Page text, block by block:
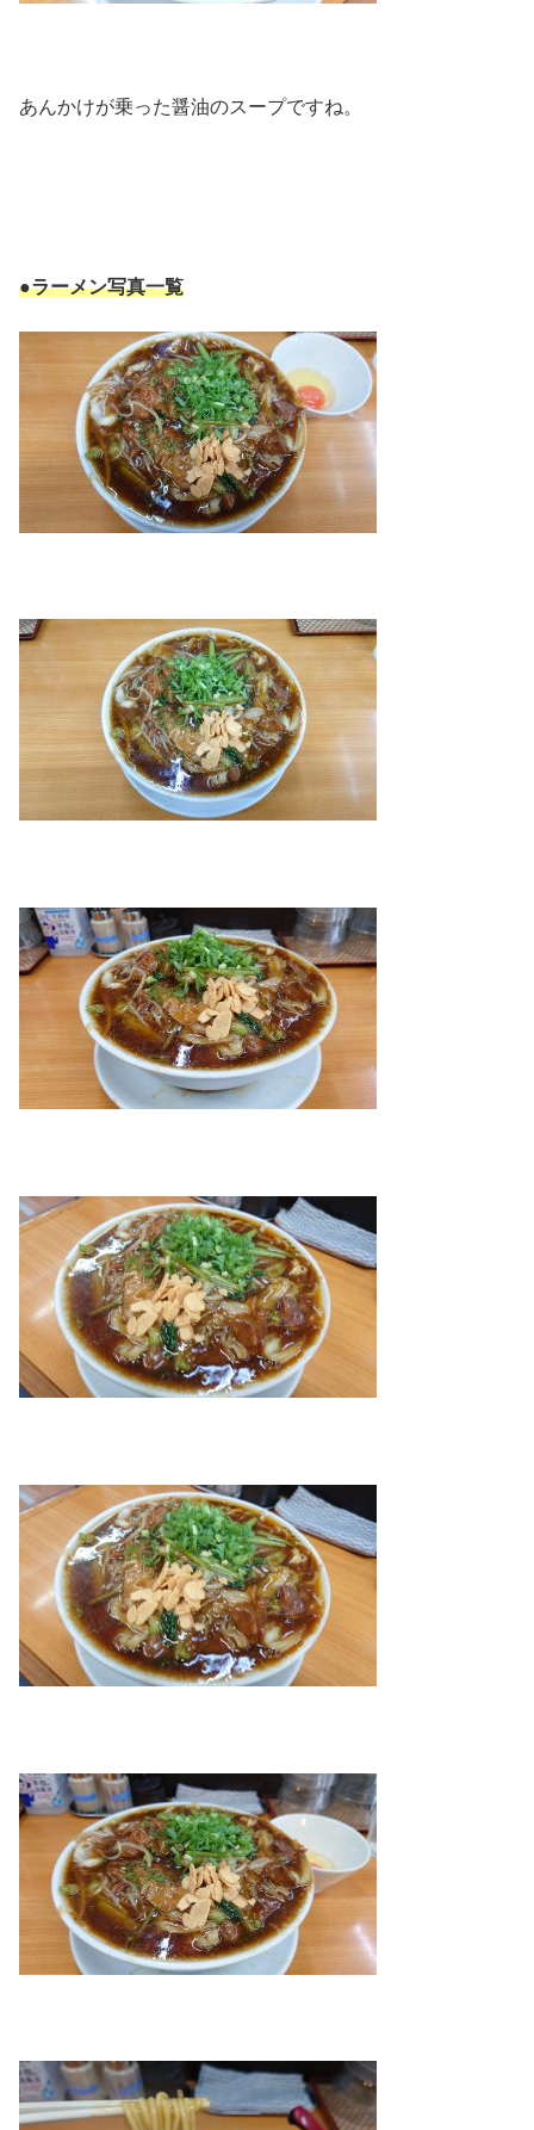
あんかけが乗った醤油のスープですね。
●ラーメン写真一覧